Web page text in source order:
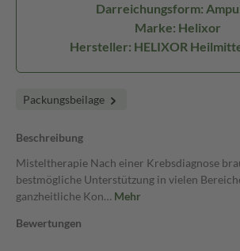
Darreichungsform:
Marke: Helixor
Hersteller: HELIXOR
Packungsbeilage
Beschreibung
Misteltherapie Nach einer Krebsdiagnose
bestmögliche Unterstützung in vielen
ganzheitliche Kon… Mehr
Bewertungen